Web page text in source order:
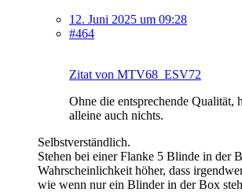
12. Juni 2025 um 09:28
#464
Zitat von MTV68_ESV72
Ohne die entsprechende Qualität,
alleine auch nichts.
Selbstverständlich.
Stehen bei einer Flanke 5 Blinde in der
Wahrscheinlichkeit höher, dass
wie wenn nur ein Blinder in der Box